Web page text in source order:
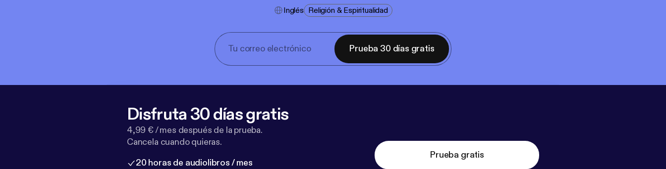
Inglés Religión & Espiritualidad
Prueba 30 días gratis
Disfruta 30 días gratis
4,99 € / mes después de la prueba.
Cancela cuando quieras.
20 horas de audiolibros / mes
Prueba gratis